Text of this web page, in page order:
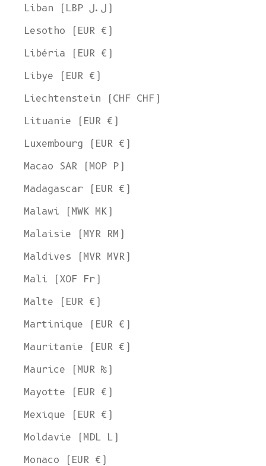
Liban (LBP ل.ل)
Lesotho (EUR €)
Libéria (EUR €)
Libye (EUR €)
Liechtenstein (CHF CHF)
Lituanie (EUR €)
Luxembourg (EUR €)
Macao SAR (MOP P)
Madagascar (EUR €)
Malawi (MWK MK)
Malaisie (MYR RM)
Maldives (MVR MVR)
Mali (XOF Fr)
Malte (EUR €)
Martinique (EUR €)
Mauritanie (EUR €)
Maurice (MUR ₨)
Mayotte (EUR €)
Mexique (EUR €)
Moldavie (MDL L)
Monaco (EUR €)